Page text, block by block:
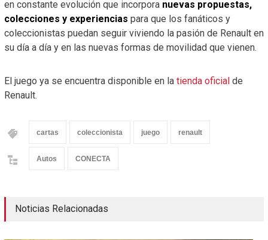
en constante evolución que incorpora nuevas propuestas,
colecciones y experiencias para que los fanáticos y
coleccionistas puedan seguir viviendo la pasión de Renault en
su día a día y en las nuevas formas de movilidad que vienen.
El juego ya se encuentra disponible en la tienda oficial de
Renault.
cartas coleccionista juego renault
Autos CONECTA
Noticias Relacionadas